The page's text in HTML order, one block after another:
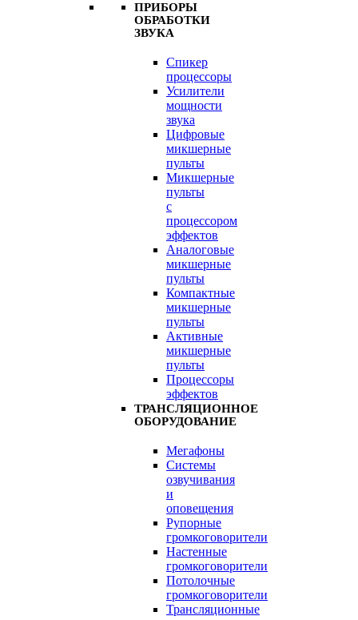
ПРИБОРЫ
ОБРАБОТКИ
ЗВУКА
Спикер
процессоры
Усилители
мощности
звука
Цифровые
микшерные
пульты
Микшерные
пульты
с
процессором
эффектов
Аналоговые
микшерные
пульты
Компактные
микшерные
пульты
Активные
микшерные
пульты
Процессоры
эффектов
ТРАНСЛЯЦИОННОЕ
ОБОРУДОВАНИЕ
Мегафоны
Системы
озвучивания
и
оповещения
Рупорные
громкоговорители
Настенные
громкоговорители
Потолочные
громкоговорители
Трансляционные